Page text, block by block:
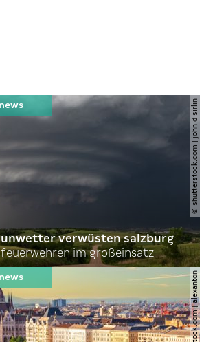
© shutterstock.com | john d sirlin
unwetter verwüsten salzburg
feuerwehren im großeinsatz